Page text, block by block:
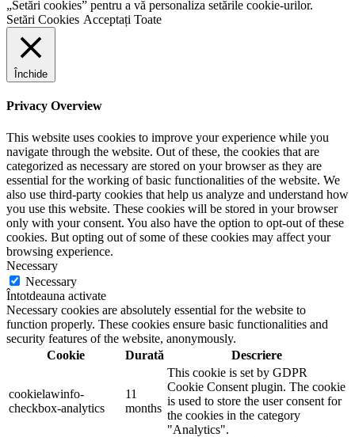
„Setări cookies” pentru a vă personaliza setările cookie-urilor.
Setări Cookies Acceptați Toate
Închide
Privacy Overview
This website uses cookies to improve your experience while you
navigate through the website. Out of these, the cookies that are
categorized as necessary are stored on your browser as they are
essential for the working of basic functionalities of the website. We
also use third-party cookies that help us analyze and understand how
you use this website. These cookies will be stored in your browser
only with your consent. You also have the option to opt-out of these
cookies. But opting out of some of these cookies may affect your
browsing experience.
Necessary
Necessary
Întotdeauna activate
Necessary cookies are absolutely essential for the website to
function properly. These cookies ensure basic functionalities and
security features of the website, anonymously.
Cookie
Durată Descriere
cookielawinfo-
checkbox-analytics
11
months
This cookie is set by GDPR
Cookie Consent plugin. The cookie
is used to store the user consent for
the cookies in the category
"Analytics".